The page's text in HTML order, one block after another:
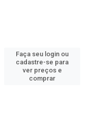
Faça seu login ou
cadastre-se para
ver preços e
comprar